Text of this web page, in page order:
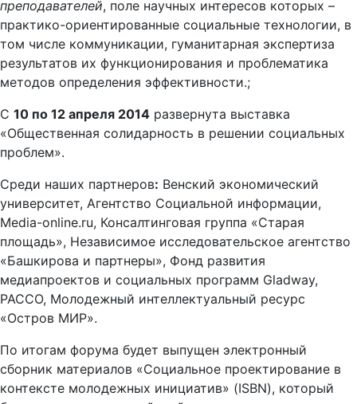
преподавателей, поле научных интересов которых –
практико-ориентированные социальные технологии, в
том числе коммуникации, гуманитарная экспертиза
результатов их функционирования и проблематика
методов определения эффективности.;
С 10 по 12 апреля 2014 развернута выставка
«Общественная солидарность в решении социальных
проблем».
Среди наших партнеров: Венский экономический
университет, Агентство Социальной информации,
Media-online.ru, Консалтинговая группа «Старая
площадь», Независимое исследовательское агентство
«Башкирова и партнеры», Фонд развития
медиапроектов и социальных программ Gladway,
РАССО, Молодежный интеллектуальный ресурс
«Остров МИР».
По итогам форума будет выпущен электронный
сборник материалов «Социальное проектирование в
контексте молодежных инициатив» (ISBN), который